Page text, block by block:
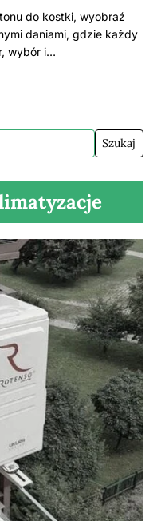
do kostki, wyobraź
daniami, gdzie każdy
wybór i…